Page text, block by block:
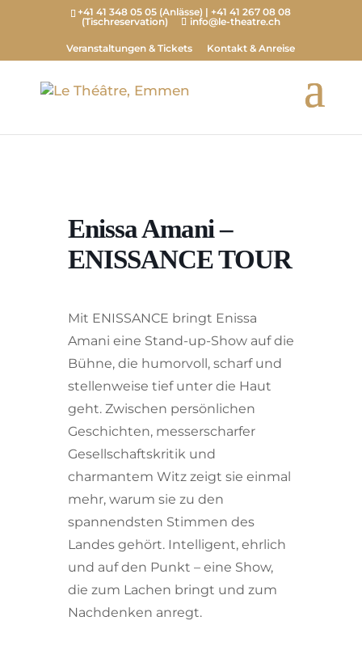
+41 41 348 05 05 (Anlässe) | +41 41 267 08 08
(Tischreservation)
info@le-theatre.ch
Veranstaltungen & Tickets Kontakt & Anreise
Home Event
Enissa Amani –
Enissa Amani –
ENISSANCE TOUR
Mit ENISSANCE bringt Enissa
Amani eine Stand-up-Show auf die
Bühne, die humorvoll, scharf und
stellenweise tief unter die Haut
geht. Zwischen persönlichen
Geschichten, messerscharfer
Gesellschaftskritik und
charmantem Witz zeigt sie einmal
mehr, warum sie zu den
spannendsten Stimmen des
Landes gehört. Intelligent, ehrlich
und auf den Punkt – eine Show,
die zum Lachen bringt und zum
Nachdenken anregt.